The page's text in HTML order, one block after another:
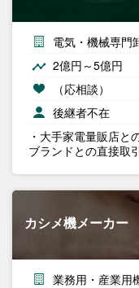
電気・機械専門
2億円～5億円
（応相談）
後継者不在
・大手家電量販店と
ブランドとの直接取
カシメ機メーカー
業務用・産業用